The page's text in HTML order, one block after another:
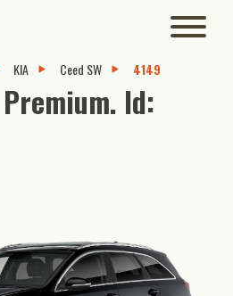
KIA Ceed SW 4149
Premium. Id: